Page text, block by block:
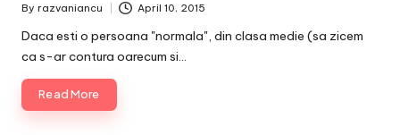
Posted
By razvaniancu April 10, 2015
Daca esti o persoana "normala", din clasa medie (sa zicem
ca s-ar contura oarecum si…
Read More